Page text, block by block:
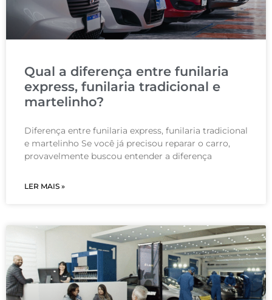
Qual a diferença entre funilaria
express, funilaria tradicional e
martelinho?
Diferença entre funilaria express, funilaria tradicional
e martelinho Se você já precisou reparar o carro,
provavelmente buscou entender a diferença
LER MAIS »